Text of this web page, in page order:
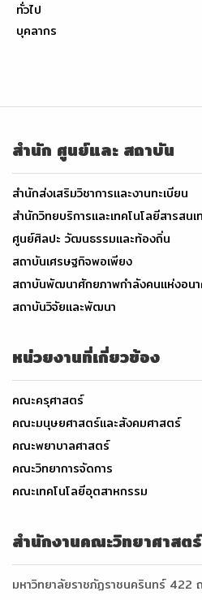
ทั่วไป
บุคลากร
สำนัก ศูนย์และ สถาบัน
สำนักส่งเสริมวิชาการและงานทะเบียน
สำนักวิทยบริการและเทคโนโลยีสารสนเ
ศูนย์ศิลปะ วัฒนธรรมและท้องถิ่น
สถาบันเศรษฐกิจพอเพียง
สถาบันพัฒนาศักยภาพกำลังคนแห่งอน
สถาบันวิจัยและพัฒนา
หน่วยงานที่เกี่ยวข้อง
คณะครุศาสตร์
คณะมนุษยศาสตร์และสังคมศาสตร์
คณะพยาบาลศาสตร์
คณะวิทยาการจัดการ
คณะเทคโนโลยีอุตสาหกรรม
สำนักงานคณะวิทยาศาสต
มหาวิทยาลัยราชภัฏราชนครินทร์ 422